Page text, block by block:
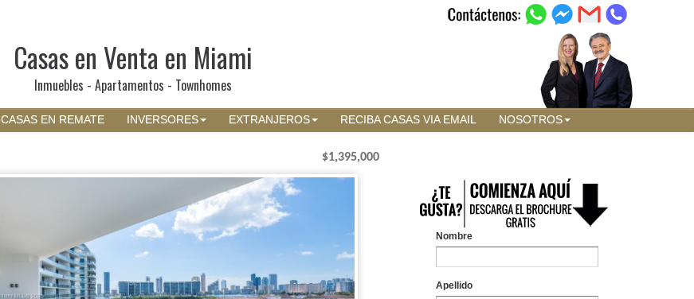
Casas en Venta en Miami
Inmuebles - Apartamentos - Townhomes
CASAS EN REMATE INVERSORES EXTRANJEROS RECIBA CASAS VIA EMAIL NOSOTROS
$1,395,000
Nombre
Apellido